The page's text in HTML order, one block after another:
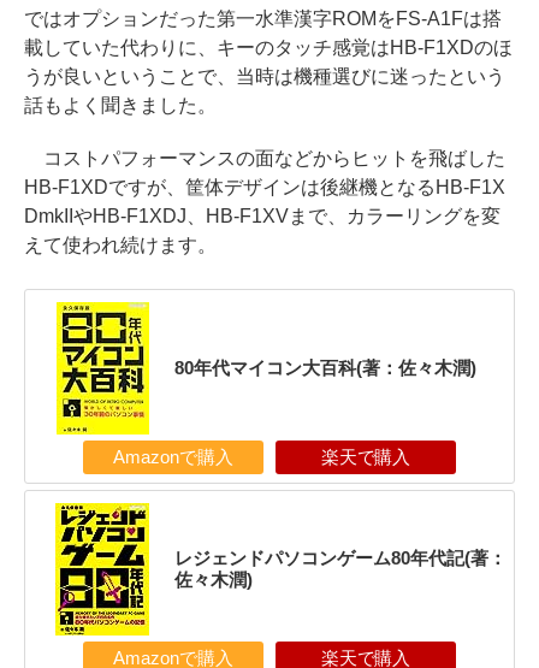
ではオプションだった第一水準漢字ROMをFS-A1Fは搭
載していた代わりに、キーのタッチ感覚はHB-F1XDのほ
うが良いということで、当時は機種選びに迷ったという
話もよく聞きました。
コストパフォーマンスの面などからヒットを飛ばした
HB-F1XDですが、筐体デザインは後継機となるHB-F1X
DmkIIやHB-F1XDJ、HB-F1XVまで、カラーリングを変
えて使われ続けます。
80年代マイコン大百科(著：佐々木潤)
Amazonで購入 楽天で購入
レジェンドパソコンゲーム80年代記(著：
佐々木潤)
Amazonで購入 楽天で購入